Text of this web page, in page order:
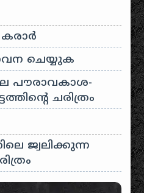
ചെയ്യുക
പൗരാവകാശ-
ചരിത്രം
ജ്വലിക്കുന്ന